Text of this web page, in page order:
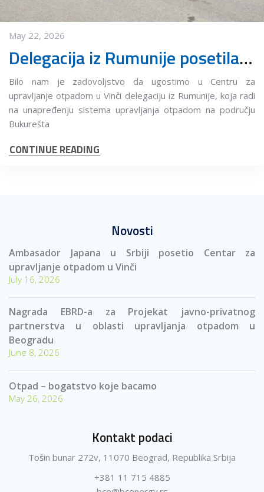
May 22, 2026
Delegacija iz Rumunije posetila Centar za upravljanje otpadom u Vinči
Bilo nam je zadovoljstvo da ugostimo u Centru za
upravljanje otpadom u Vinči delegaciju iz Rumunije, koja radi
na unapređenju sistema upravljanja otpadom na području
Bukurešta
CONTINUE READING
Novosti
Ambasador Japana u Srbiji posetio Centar za
upravljanje otpadom u Vinči
July 16, 2026
Nagrada EBRD-a za Projekat javno-privatnog
partnerstva u oblasti upravljanja otpadom u
Beogradu
June 8, 2026
Otpad – bogatstvo koje bacamo
May 26, 2026
Kontakt podaci
Tošin bunar 272v, 11070 Beograd, Republika Srbija
+381 11 715 4885